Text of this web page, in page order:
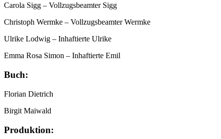
Carola Sigg – Vollzugsbeamter Sigg
Christoph Wermke – Vollzugsbeamter Wermke
Ulrike Lodwig – Inhaftierte Ulrike
Emma Rosa Simon – Inhaftierte Emil
Buch:
Florian Dietrich
Birgit Maiwald
Produktion: